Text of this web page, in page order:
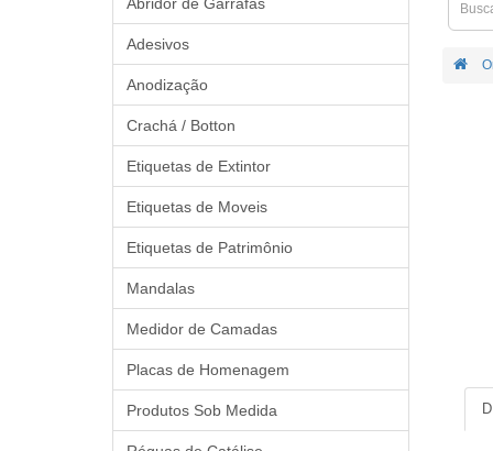
Adesivos
Anodização
Crachá / Botton
Etiquetas de Extintor
Etiquetas de Moveis
Etiquetas de Patrimônio
Mandalas
Medidor de Camadas
Placas de Homenagem
Produtos Sob Medida